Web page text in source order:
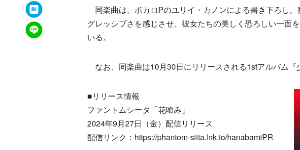
はてなブックマーク
LINEで送る
同楽曲は、ボカロPのユリイ・カノンによる書き下ろし
グレッシブさを感じさせ、彼女たちの美しく恐ろしい一面
いる。
なお、同楽曲は10月30日にリリースされる1stアルバム『
■リリース情報
ファントムシータ「花喰み」
2024年9月27日（金）配信リリース
配信リンク：https://phantom-siita.lnk.to/hanabamiPR